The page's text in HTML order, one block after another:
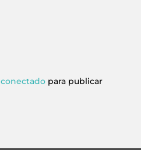
conectadopara publicar